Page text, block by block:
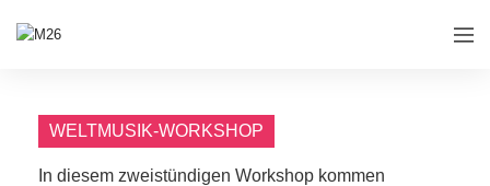
WELTMUSIK-WORKSHOP
In diesem zweistündigen Workshop kommen